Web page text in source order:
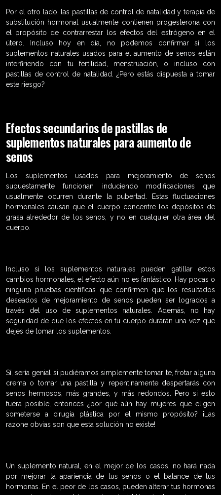
Por el otro lado, las pastillas de control de natalidad y terapia de
substitución hormonal usualmente contienen progesterona con
el propósito de contrarrestar los efectos del estrógeno en el
útero. Incluso hoy en día, no podemos confirmar si los
suplementos naturales usados para el aumento de senos están
interfiriendo con tu fertilidad, menstruación, o incluso con
pastillas de control de natalidad. ¿Pero estás dispuesta a tomar
este riesgo?
Efectos secundarios de pastillas de
suplementos naturales para aumento de
senos
Los suplementos usados para mejoramiento de senos
supuestamente funcionan induciendo modificaciones que
usualmente ocurren durante la pubertad. Estas fluctuaciones
hormonales causan que el cuerpo concentre los depósitos de
grasa alrededor de los senos, y no en cualquier otra área del
cuerpo.
Incluso si los suplementos naturales pueden gatillar estos
cambios hormonales, el efecto aún no es fantástico. Hay pocas o
ninguna pruebas científicas que confirmen que los resultados
deseados de mejoramiento de senos pueden ser logrados a
través del uso de suplementos naturales. Además, no hay
seguridad de que los efectos en tu cuerpo durarán una vez que
dejes de tomar los suplementos.
Sí, sería genial si pudiéramos simplemente tomar te, frotar alguna
crema o tomar una pastilla y repentinamente despertarás con
senos hermosos, más grandes, y más redondos. Pero si esto
fuera posible, entonces ¿por qué aún hay mujeres que eligen
someterse a cirugía plástica por el mismo propósito? ¡Las
razone obvias son que esta solución no existe!
Un suplemento natural, en el mejor de los casos, no hará nada
por mejorar la apariencia de tus senos o el balance de tus
hormonas. En el peor de los casos, pueden alterar tus hormonas